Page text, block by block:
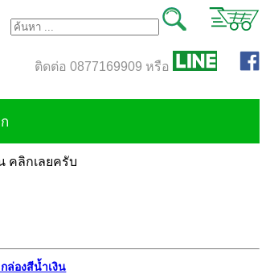
ติดต่อ 0877169909 หรือ
คลิกเลยครับ
ล่องสีน้ำเงิน